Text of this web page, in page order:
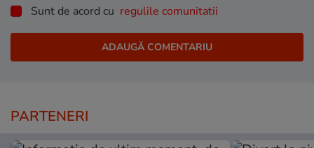
Sunt de acord cu regulile comunitatii
PARTENERI